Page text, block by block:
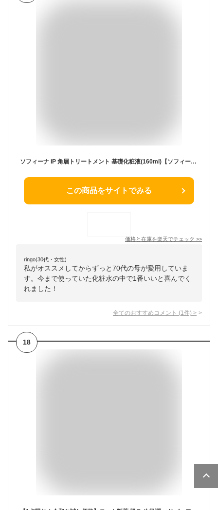
ソフィーナ iP 角層トリートメント 基礎化粧液(160ml)【ソフィーナiP】[化粧液 化粧水 角層 角質 角質ケア 角質美容 保湿]
この商品をサイトでみる
価格と在庫を楽天でチェック >>
ringo(30代・女性)
私がオススメしてからずっと70代の母が愛用していま
す。今まで使っていた化粧水の中で1番いいと喜んでく
れました！
全てのおすすめコメント (1 件) >
18